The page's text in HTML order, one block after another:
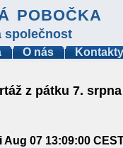
pobočka
společnost
O nás Kontakty
z pátku 7.
07 13:09:00